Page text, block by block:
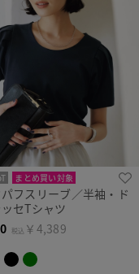
まとめ買い対象
フスリーブ／半袖・ド
セTシャツ
税込 ￥4,389